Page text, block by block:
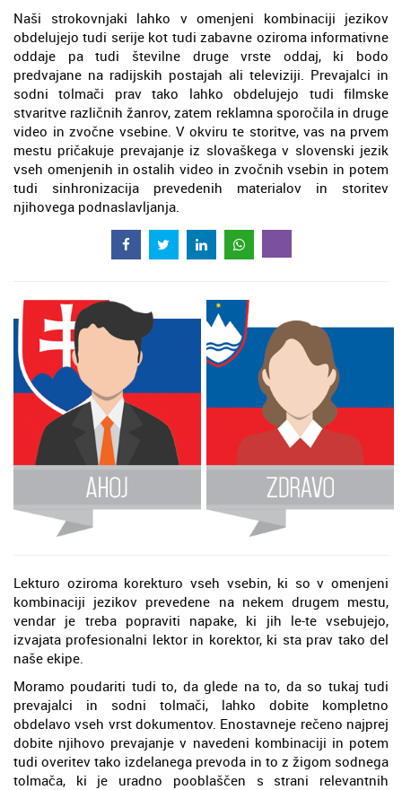
Naši strokovnjaki lahko v omenjeni kombinaciji jezikov
obdelujejo tudi serije kot tudi zabavne oziroma informativne
oddaje pa tudi številne druge vrste oddaj, ki bodo
predvajane na radijskih postajah ali televiziji. Prevajalci in
sodni tolmači prav tako lahko obdelujejo tudi filmske
stvaritve različnih žanrov, zatem reklamna sporočila in druge
video in zvočne vsebine. V okviru te storitve, vas na prvem
mestu pričakuje prevajanje iz slovaškega v slovenski jezik
vseh omenjenih in ostalih video in zvočnih vsebin in potem
tudi sinhronizacija prevedenih materialov in storitev
njihovega podnaslavljanja.
Lekturo oziroma korekturo vseh vsebin, ki so v omenjeni
kombinaciji jezikov prevedene na nekem drugem mestu,
vendar je treba popraviti napake, ki jih le-te vsebujejo,
izvajata profesionalni lektor in korektor, ki sta prav tako del
naše ekipe.
Moramo poudariti tudi to, da glede na to, da so tukaj tudi
prevajalci in sodni tolmači, lahko dobite kompletno
obdelavo vseh vrst dokumentov. Enostavneje rečeno najprej
dobite njihovo prevajanje v navedeni kombinaciji in potem
tudi overitev tako izdelanega prevoda in to z žigom sodnega
tolmača, ki je uradno pooblaščen s strani relevantnih